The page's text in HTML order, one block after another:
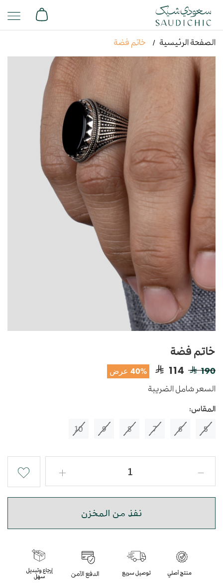
الصفحة الرئيسية خاتم فضة
خاتم فضة
190
114 40% عرض
السعر شامل الضريبة
المقاس:
5
6
7
8
9
10
نفذ من المخزن